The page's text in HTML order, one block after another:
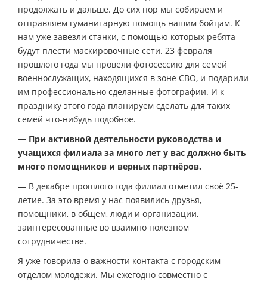
продолжать и дальше. До сих пор мы собираем и
отправляем гуманитарную помощь нашим бойцам. К
нам уже завезли станки, с помощью которых ребята
будут плести маскировочные сети. 23 февраля
прошлого года мы провели фотосессию для семей
военнослужащих, находящихся в зоне СВО, и подарили
им профессионально сделанные фотографии. И к
празднику этого года планируем сделать для таких
семей что-нибудь подобное.
— При активной деятельности руководства и
учащихся филиала за много лет у вас должно быть
много помощников и верных партнёров.
— В декабре прошлого года филиал отметил своё 25-
летие. За это время у нас появились друзья,
помощники, в общем, люди и организации,
заинтересованные во взаимно полезном
сотрудничестве.
Я уже говорила о важности контакта с городским
отделом молодёжи. Мы ежегодно совместно с